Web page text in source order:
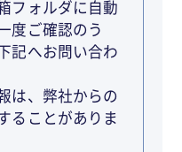
フォルダに自動
度ご確認のう
記へお問い合わ
は、弊社からの
ることがありま